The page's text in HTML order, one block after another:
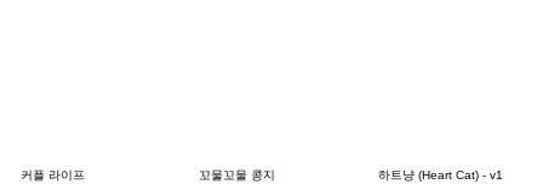
커플 라이프 꼬물꼬물 콩지 하트냥 (Heart Cat) - v1